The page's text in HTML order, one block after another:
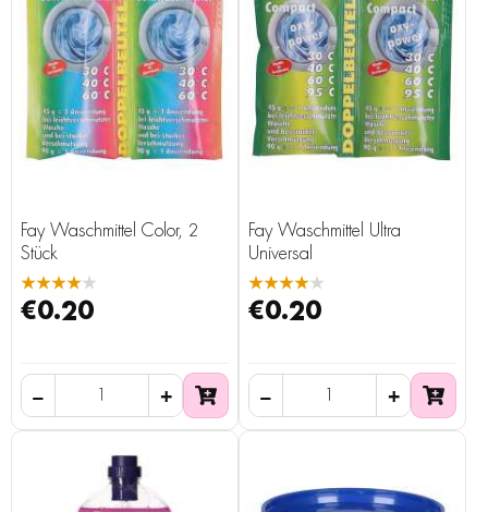
Fay Waschmittel Color, 2
Stück
★★★★★
€0.20
Fay Waschmittel Ultra
Universal
★★★★★
€0.20